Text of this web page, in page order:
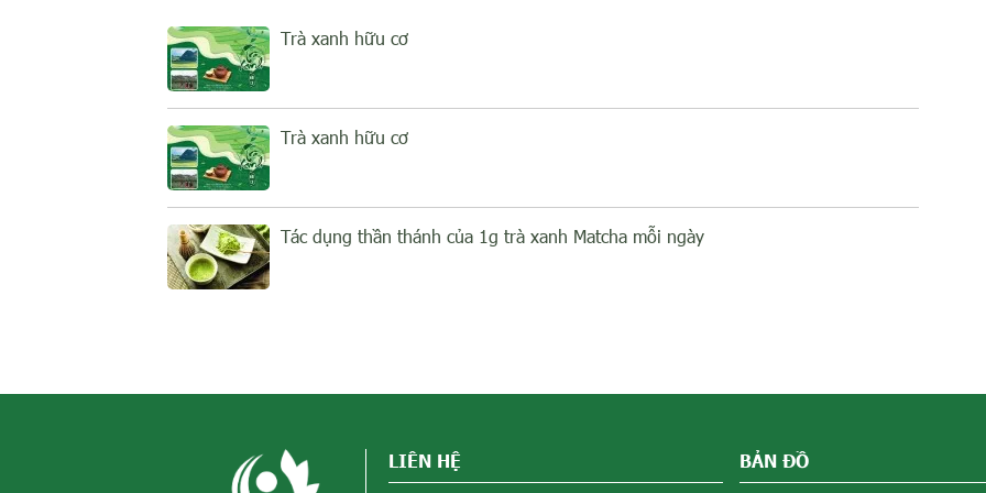
Trà xanh hữu cơ
Trà xanh hữu cơ
Tác dụng thần thánh của 1g trà xanh Matcha mỗi ngày
LIÊN HỆ BẢN ĐỒ